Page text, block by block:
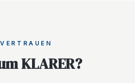
VERTRAUEN
KLARER?